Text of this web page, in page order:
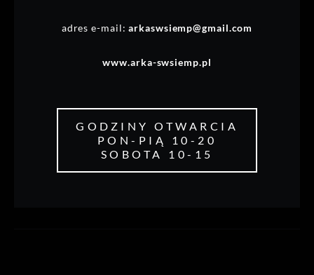
adres e-mail:arkaswsiemp@gmail.com
www.arka-swsiemp.pl
GODZINY OTWARCIA
PON-PIĄ 10-20
SOBOTA 10-15